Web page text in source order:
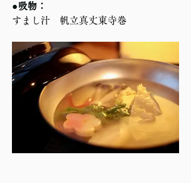
●吸物：
すまし汁　帆立真丈東寺巻